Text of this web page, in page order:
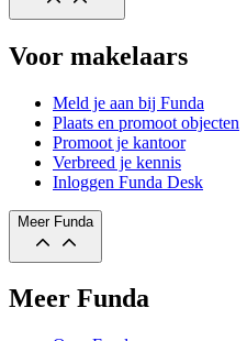
Voor makelaars
Meld je aan bij Funda
Plaats en promoot objecten
Promoot je kantoor
Verbreed je kennis
Inloggen Funda Desk
Meer Funda
Meer Funda